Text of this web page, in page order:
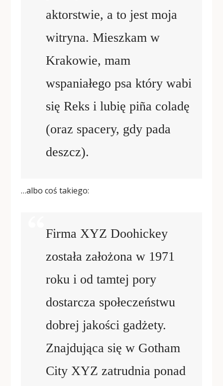
aktorstwie, a to jest moja
witryna. Mieszkam w
Krakowie, mam
wspaniałego psa który wabi
się Reks i lubię piña coladę
(oraz spacery, gdy pada
deszcz).
…albo coś takiego:
Firma XYZ Doohickey
została założona w 1971
roku i od tamtej pory
dostarcza społeczeństwu
dobrej jakości gadżety.
Znajdująca się w Gotham
City XYZ zatrudnia ponad